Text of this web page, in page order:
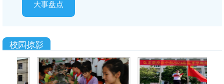
大事盘点
校园掠影